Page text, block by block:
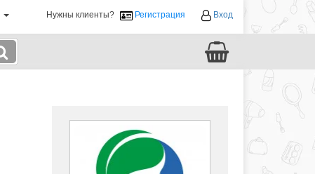
Нужны клиенты? Регистрация Вход